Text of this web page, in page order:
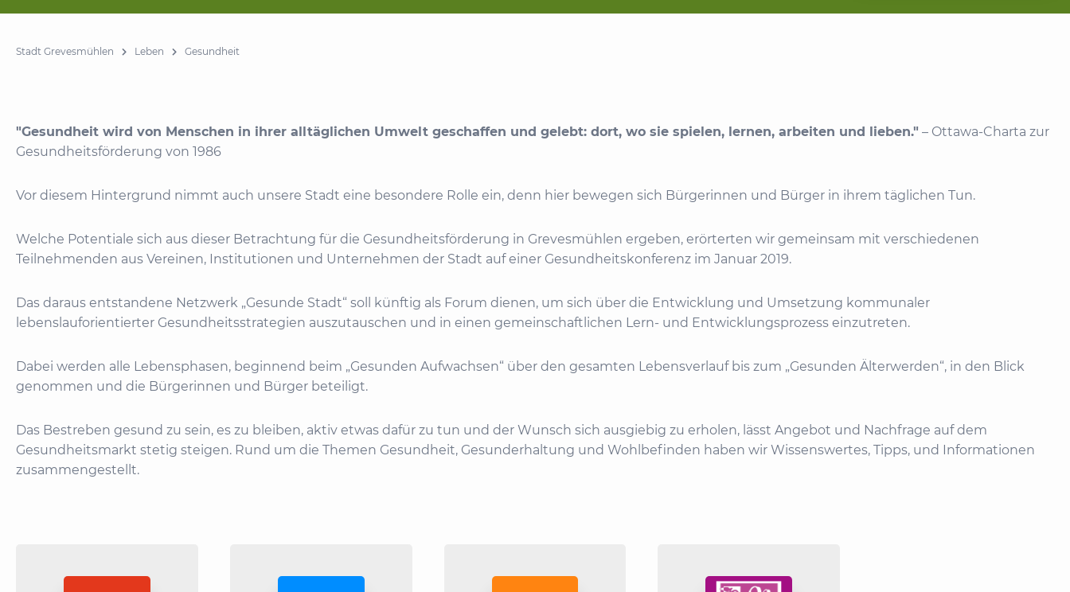
Stadt Grevesmühlen Leben Gesundheit
"Gesundheit wird von Menschen in ihrer alltäglichen Umwelt geschaffen und gelebt: dort, wo sie spielen, lernen, arbeiten und lieben." – Ottawa-Charta zur
Gesundheitsförderung von 1986
Vor diesem Hintergrund nimmt auch unsere Stadt eine besondere Rolle ein, denn hier bewegen sich Bürgerinnen und Bürger in ihrem täglichen Tun.
Welche Potentiale sich aus dieser Betrachtung für die Gesundheitsförderung in Grevesmühlen ergeben, erörterten wir gemeinsam mit verschiedenen
Teilnehmenden aus Vereinen, Institutionen und Unternehmen der Stadt auf einer Gesundheitskonferenz im Januar 2019.
Das daraus entstandene Netzwerk „Gesunde Stadt“ soll künftig als Forum dienen, um sich über die Entwicklung und Umsetzung kommunaler
lebenslauforientierter Gesundheitsstrategien auszutauschen und in einen gemeinschaftlichen Lern- und Entwicklungsprozess einzutreten.
Dabei werden alle Lebensphasen, beginnend beim „Gesunden Aufwachsen“ über den gesamten Lebensverlauf bis zum „Gesunden Älterwerden“, in den Blick
genommen und die Bürgerinnen und Bürger beteiligt.
Das Bestreben gesund zu sein, es zu bleiben, aktiv etwas dafür zu tun und der Wunsch sich ausgiebig zu erholen, lässt Angebot und Nachfrage auf dem
Gesundheitsmarkt stetig steigen. Rund um die Themen Gesundheit, Gesunderhaltung und Wohlbefinden haben wir Wissenswertes, Tipps, und Informationen
zusammengestellt.